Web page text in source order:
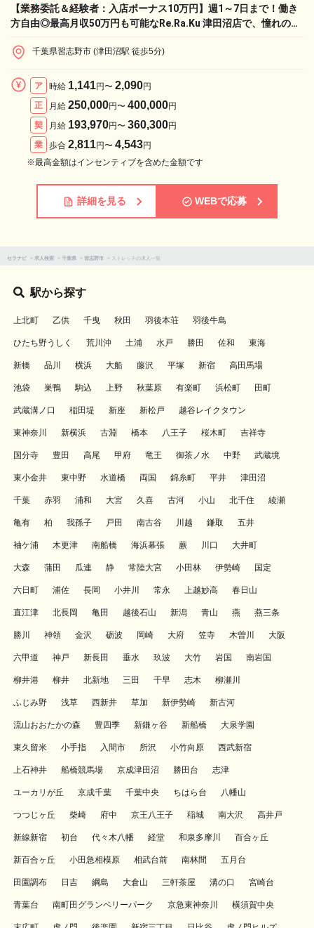
【業務委託＆経験者：入店ボーナス10万円】週1～7日まで！働き
方自由◎最高月収50万円も可能なRe.Ra.Ku 津田沼店で、憧れのラ
千葉県習志野市 (津田沼駅 徒歩5分)
ア 時給 1,141円〜 2,090円
正
月給 250,000円〜 400,000円
契
月給 193,970円〜 360,300円
業
歩合 2,811円〜 4,543円
※最高金額はインセンティブを含めた金額です
詳細を見る WEBで応募
セラナビ > 求人検索 > 千葉県 > 習志野市 > ストレッチの求人一覧
駅から探す
上北町 乙供 千曳 秋田 羽後本荘 羽後牛島
ひたち野うしく 荒川沖 土浦 水戸 勝田 佐和 東海
新橋 品川 横浜 大船 藤沢 平塚 新宿 高田馬場
池袋 巣鴨 駒込 上野 秋葉原 有楽町 浜松町 田町
武蔵溝ノ口 稲田堤 新座 新松戸 越谷レイクタウン
東神奈川 新横浜 古淵 橋本 八王子 桜木町 吉祥寺
国分寺 豊田 高尾 甲府 竜王 御茶ノ水 中野 武蔵境
東小金井 東中野 水道橋 両国 錦糸町 平井 津田沼
千葉 赤羽 浦和 大宮 久喜 古河 小山 北千住 綾瀬
亀有 柏 我孫子 戸田 南古谷 川越 鎌取 五井
袖ケ浦 木更津 南船橋 海浜幕張 蕨 川口 大井町
大森 蒲田 瓜連 静 常陸大宮 小田林 伊勢崎 国定
六日町 浦佐 長岡 小井川 常永 上越妙高 春日山
直江津 北長岡 亀田 越後石山 新潟 青山 燕 燕三条
勝川 神領 金沢 砺波 岡崎 大府 笠寺 木曽川 大阪
六甲道 神戸 新長田 垂水 玖波 大竹 岩国 南岩国
柳井港 柳井 北新地 三田 千早 志木 柳瀬川
ふじみ野 浅草 西新井 草加 新伊勢崎 新古河
流山おおたかの森 豊四季 新鎌ヶ谷 新船橋 大泉学園
東久留米 小手指 入間市 所沢 小竹向原 西武新宿
上石神井 船橋競馬場 京成津田沼 勝田台 志津
ユーカリが丘 京成千葉 千葉中央 ちはら台 八幡山
つつじヶ丘 柴崎 府中 京王八王子 稲城 南大沢 高井戸
新線新宿 初台 代々木八幡 経堂 和泉多摩川 百合ヶ丘
新百合ヶ丘 小田急相模原 相武台前 南林間 五月台
田園調布 日吉 綱島 大倉山 三軒茶屋 溝の口 宮崎台
青葉台 南町田グランベリーパーク 京急東神奈川 横須賀中央